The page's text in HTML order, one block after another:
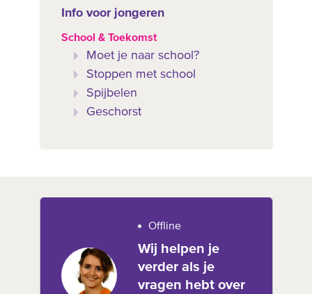
Info voor jongeren
School & Toekomst
Moet je naar school?
Stoppen met school
Spijbelen
Geschorst
Offline
Wij helpen je
verder als je
vragen hebt over